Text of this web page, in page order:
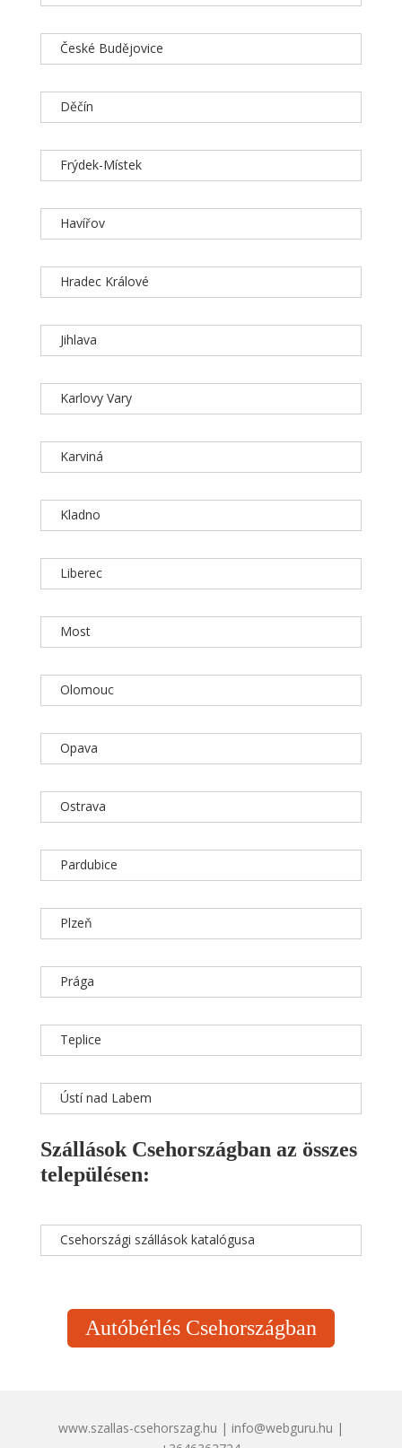
České Budějovice
Děčín
Frýdek-Místek
Havířov
Hradec Králové
Jihlava
Karlovy Vary
Karviná
Kladno
Liberec
Most
Olomouc
Opava
Ostrava
Pardubice
Plzeň
Prága
Teplice
Ústí nad Labem
Szállások Csehországban az összes
településen:
Csehországi szállások katalógusa
Autóbérlés Csehországban
www.szallas-csehorszag.hu | info@webguru.hu |